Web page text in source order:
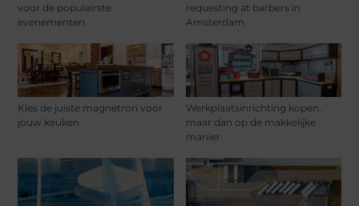
voor de populairste
evenementen
requesting at barbers in
Amsterdam
Kies de juiste magnetron voor
jouw keuken
Werkplaatsinrichting kopen,
maar dan op de makkelijke
manier